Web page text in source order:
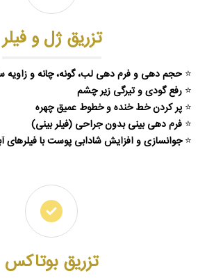
تزریق ژل و فیلر
⭐حجم‌ دهی و فرم‌ دهی لب، گونه، چانه و
⭐رفع گودی و تیرگی زیر چشم
⭐پر کردن خط خنده و خطوط عمیق چهره
⭐فرم‌ دهی بینی بدون جراحی (فیلر بینی)
⭐جوانسازی و افزایش شادابی پوست با فیلرهای
تزریق بوتاکس